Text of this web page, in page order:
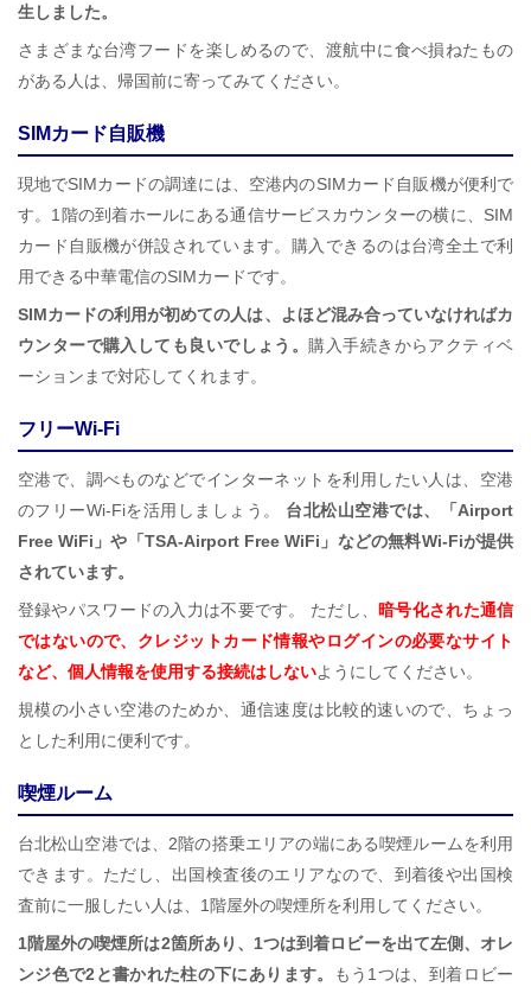
生しました。
さまざまな台湾フードを楽しめるので、渡航中に食べ損ねたもの
がある人は、帰国前に寄ってみてください。
SIMカード自販機
現地でSIMカードの調達には、空港内のSIMカード自販機が便利で
す。1階の到着ホールにある通信サービスカウンターの横に、SIM
カード自販機が併設されています。購入できるのは台湾全土で利
用できる中華電信のSIMカードです。
SIMカードの利用が初めての人は、よほど混み合っていなければカ
ウンターで購入しても良いでしょう。購入手続きからアクティベ
ーションまで対応してくれます。
フリーWi-Fi
空港で、調べものなどでインターネットを利用したい人は、空港
のフリーWi-Fiを活用しましょう。
台北松山空港では、「Airport
Free WiFi」や「TSA-Airport Free WiFi」などの無料Wi-Fiが提供
されています。
登録やパスワードの入力は不要です。 ただし、暗号化された通信
ではないので、クレジットカード情報やログインの必要なサイト
など、個人情報を使用する接続はしないようにしてください。
規模の小さい空港のためか、通信速度は比較的速いので、ちょっ
とした利用に便利です。
喫煙ルーム
台北松山空港では、2階の搭乗エリアの端にある喫煙ルームを利用
できます。ただし、出国検査後のエリアなので、到着後や出国検
査前に一服したい人は、1階屋外の喫煙所を利用してください。
1階屋外の喫煙所は2箇所あり、1つは到着ロビーを出て左側、オレ
ンジ色で2と書かれた柱の下にあります。
もう1つは、到着ロビー